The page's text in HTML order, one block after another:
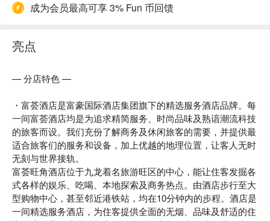
成为会员最高可享 3% Fun 币回馈
亮点
— 分店特色 —
・富荟酒店是富豪国际酒店集团旗下的精选服务酒店品牌。每
一间富荟酒店均是为追求精简服务、时尚品味及熟谙潮流科技
的旅客而设。我们充份了解商务及休闲旅客的需要，并提供最
适合旅客们的服务和设备，加上优越的地理位置，让客人无时
无刻与世界接轨。
富荟旺角酒店位于九龙着名旅游旺区的中心，能让住客发掘各
式各样的娱乐、吃喝、本地探索及商务热点。由酒店步行至大
型购物中心，甚至邻近港铁站，均在10分钟内的步程。酒店是
一间精选服务酒店，为住客提供全面的无烟、品味及舒适的住